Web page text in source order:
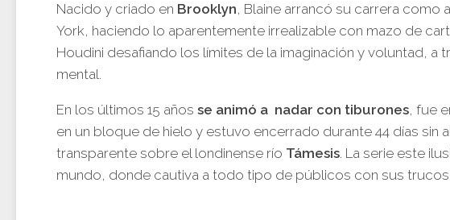
Nacido y criado en Brooklyn, Blaine arrancó su carrera como
York, haciendo lo aparentemente irrealizable con mazo de
Houdini desafiando los límites de la imaginación y voluntad, a
mental.
En los últimos 15 años se animó a nadar con tiburones, fue
en un bloque de hielo y estuvo encerrado durante 44 días sin
transparente sobre el londinense río Támesis. La serie este
mundo, donde cautiva a todo tipo de públicos con sus trucos.